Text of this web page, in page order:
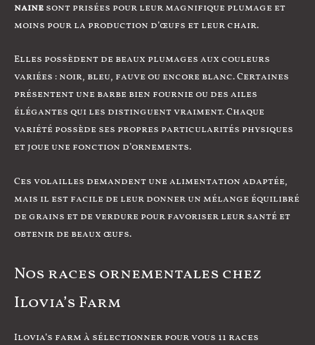
naine sont prisées pour leur magnifique plumage et
moins pour la production d’œufs et leur chair.
Elles possèdent de beaux plumages aux couleurs
variées : noir, bleu, fauve ou encore blanc. Certaines
présentent une barbe bien fournie ou des ailes
élégantes qui les distinguent vraiment. Chaque
variété possède ses propres particularités physiques
et joue une fonction d’ornements.
Ces volailles demandent une alimentation adaptée,
mais il est facile de leur donner un mélange équilibré
de grains et de verdure pour favoriser leur santé et
obtenir de beaux œufs.
Nos races ornementales chez
Ilovia’s Farm
Ilovia’s farm à sélectionner pour vous 11 races